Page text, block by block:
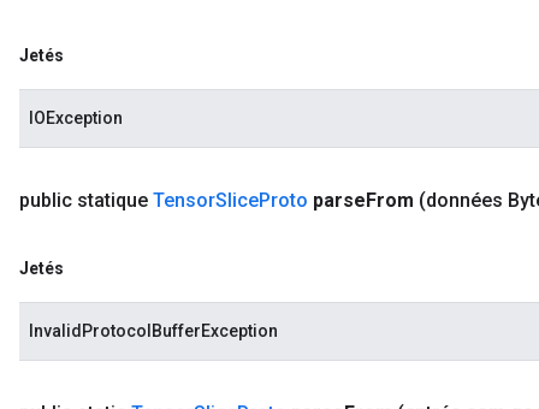
Jetés
IOException
public statique TensorSliceProto parseFrom (données
Jetés
InvalidProtocolBufferException